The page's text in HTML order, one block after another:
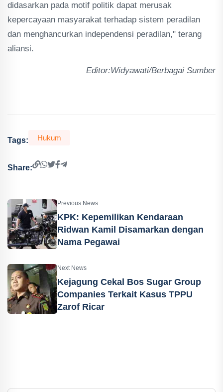
didasarkan pada motif politik dapat merusak
kepercayaan masyarakat terhadap sistem peradilan
dan menghancurkan independensi peradilan," terang
aliansi.
Editor:Widyawati/Berbagai Sumber
Tags: Hukum
Share:
Previous News
KPK: Kepemilikan Kendaraan
Ridwan Kamil Disamarkan dengan
Nama Pegawai
Next News
Kejagung Cekal Bos Sugar Group
Companies Terkait Kasus TPPU
Zarof Ricar